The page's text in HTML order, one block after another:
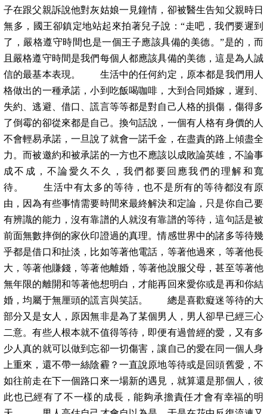
子在跟父親訴說他對灰姑娘一見鐘情，卻被醫生告知父親時日
無多，國王卻鎮定地站起來拍著兒子說：“走吧，我們要遲到
了，嚴格遵守時間也是一個王子應該具備的美德。”是的，而
且嚴格遵守時間是我們每個人都應該具備的美德，這是為人誠
信的最基本表現。 生活中的任何約定，原本都是我們用人
格做出的一種承諾，小到吃飯喝咖啡，大到合同婚嫁，遲到、
失約、逃避、借口、謊言等等都是對自己人格的損傷，傷得多
了倒霉的卻從來都是自己。換句話說，一個有人格有身價的人
不會輕易承諾，一旦說了就會一諾千金，在盡責的路上傾盡全
力。而被邀約和被承諾的一方也不應該以成敗論英雄，不論事
成不成，不論愛久不久，我們都要回應我們的理解和寬
待。 生活中有太多的等待，也不是所有的等待都沒有原
由，因為有些事情需要時間來最終解決和定論，只是你自己要
有辨識的能力，沒有靠譜的人就沒有靠譜的等待，這句話是被
前面無數摔倒的家伙印證過的真理。情感世界中的諸多等待幾
乎都是借口和扯淡，比如等著他電話，等著他過來，等著他長
大，等著他賺錢，等著他離婚，等著他說服父母，甚至等著他
無年限的離開和等著他想明白，才能再回來愛你或是再和你結
婚，均屬于無厘頭的謊言與笑話。 總是喜歡癡迷等待的大
部分又是女人，原因無非是為了某個男人，男人卻早已經三心
二意。有些人根本就不值得等待，即便有過曾經的愛，又有多
少人真的就可以做到忘卻一切傷害，讓自己的愛在同一個人身
上重來，還不帶一絲陰霾？一直說原地等待或是回頭舊愛，不
如往前走在下一個路口來一場新的遇見，就算還是那個人，彼
此也已經有了不一樣的成長，能夠承擔責任才會有幸福的明